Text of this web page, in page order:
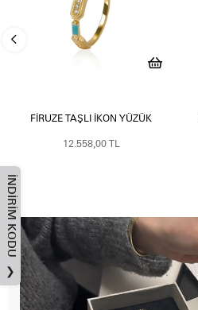
FIRUZE TAŞLI İKON YÜZÜK
12.558,00 TL
İNDIRIM KODU
❯